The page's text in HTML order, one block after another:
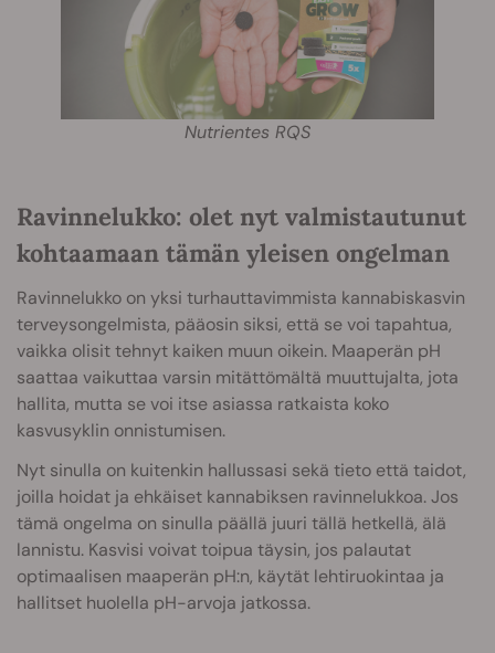
Nutrientes RQS
Ravinnelukko: olet nyt valmistautunut
kohtaamaan tämän yleisen ongelman
Ravinnelukko on yksi turhauttavimmista kannabiskasvin
terveysongelmista, pääosin siksi, että se voi tapahtua,
vaikka olisit tehnyt kaiken muun oikein. Maaperän pH
saattaa vaikuttaa varsin mitättömältä muuttujalta, jota
hallita, mutta se voi itse asiassa ratkaista koko
kasvusyklin onnistumisen.
Nyt sinulla on kuitenkin hallussasi sekä tieto että taidot,
joilla hoidat ja ehkäiset kannabiksen ravinnelukkoa. Jos
tämä ongelma on sinulla päällä juuri tällä hetkellä, älä
lannistu. Kasvisi voivat toipua täysin, jos palautat
optimaalisen maaperän pH:n, käytät lehtiruokintaa ja
hallitset huolella pH-arvoja jatkossa.